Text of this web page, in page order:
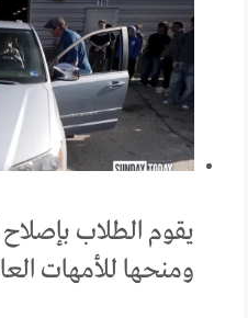
يقوم الطلاب بإصلاح
ومنحها للأمهات